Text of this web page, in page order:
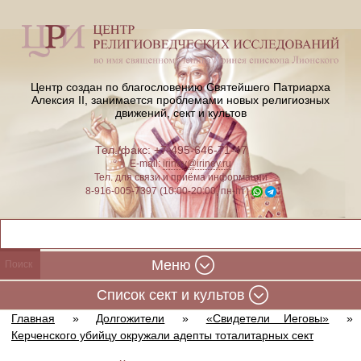
Центр создан по благословению Святейшего Патриарха
Алексия II, занимается проблемами новых религиозных
движений, сект и культов
Тел./факс: +7-495-646-71-47
E-mail:iriney@iriney.ru
Тел. для связи и приёма информации
8-916-005-7397 (10:00-20:00, пн-пт)
Меню
Cписок сект и культов
Главная » Долгожители » «Свидетели Иеговы»
»
Керченского убийцу окружали адепты тоталитарных сект